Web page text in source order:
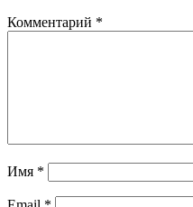
Комментарий *
Имя *